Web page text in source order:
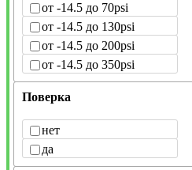
от -14.5 до 70psi
от -14.5 до 130psi
от -14.5 до 200psi
от -14.5 до 350psi
Поверка
нет
да